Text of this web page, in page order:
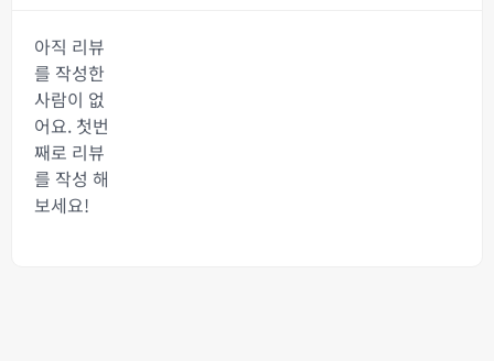
아직 리뷰
를 작성한
사람이 없
어요. 첫번
째로 리뷰
를 작성 해
보세요!